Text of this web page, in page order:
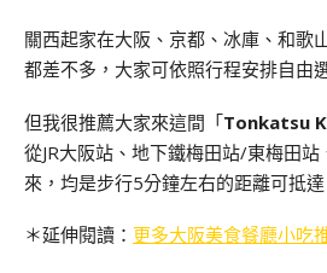
關西起家在大阪、京都、冰庫、和歌
都差不多，大家可依照行程安排自由
但我很推薦大家來這間「Tonkatsu
從JR大阪站、地下鐵梅田站/東梅田
來，均是步行5分鐘左右的距離可抵達
＊延伸閱讀： 更多大阪美食餐廳小吃